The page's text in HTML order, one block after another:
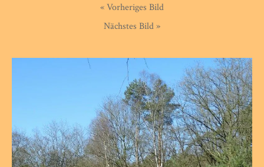
« Vorheriges Bild
Nächstes Bild »